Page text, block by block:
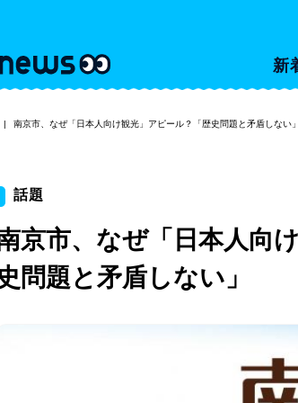
新
南京市、なぜ「日本人向け観光」アピール？「歴史問題と矛盾しない」
話題
京市、なぜ「日本人向
史問題と矛盾しない」